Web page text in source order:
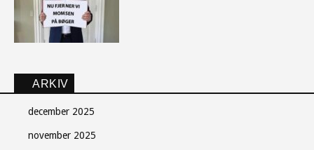
ARKIV
december 2025
november 2025